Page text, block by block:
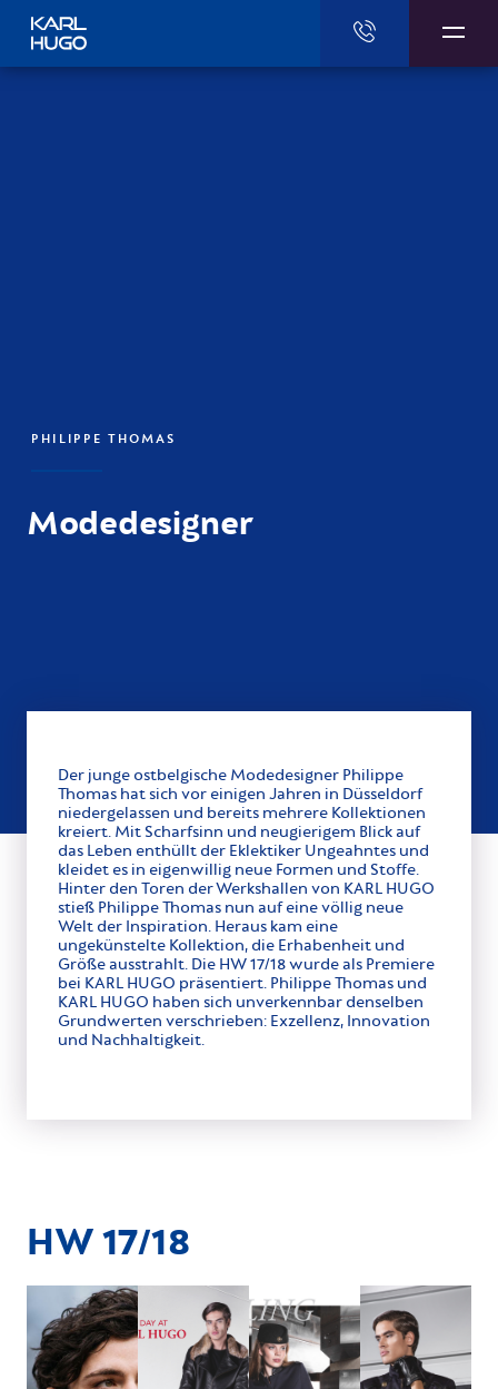
PHILIPPE THOMAS
Modedesigner
Der junge ostbelgische Modedesigner Philippe
Thomas hat sich vor einigen Jahren in Düsseldorf
niedergelassen und bereits mehrere Kollektionen
kreiert. Mit Scharfsinn und neugierigem Blick auf
das Leben enthüllt der Eklektiker Ungeahntes und
kleidet es in eigenwillig neue Formen und Stoffe.
Hinter den Toren der Werkshallen von KARL HUGO
stieß Philippe Thomas nun auf eine völlig neue
Welt der Inspiration. Heraus kam eine
ungekünstelte Kollektion, die Erhabenheit und
Größe ausstrahlt. Die HW 17/18 wurde als Premiere
bei KARL HUGO präsentiert. Philippe Thomas und
KARL HUGO haben sich unverkennbar denselben
Grundwerten verschrieben: Exzellenz, Innovation
und Nachhaltigkeit.
HW 17/18
Karl Hugo